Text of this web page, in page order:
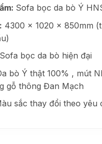
Sofa bọc da bò Ý
4300 x 1020 x 850mm
Sofa bọc da bò hiện đại
bò Ý thật 100% , mút
gỗ thông Đan Mạch
sắc thay đổi theo yêu